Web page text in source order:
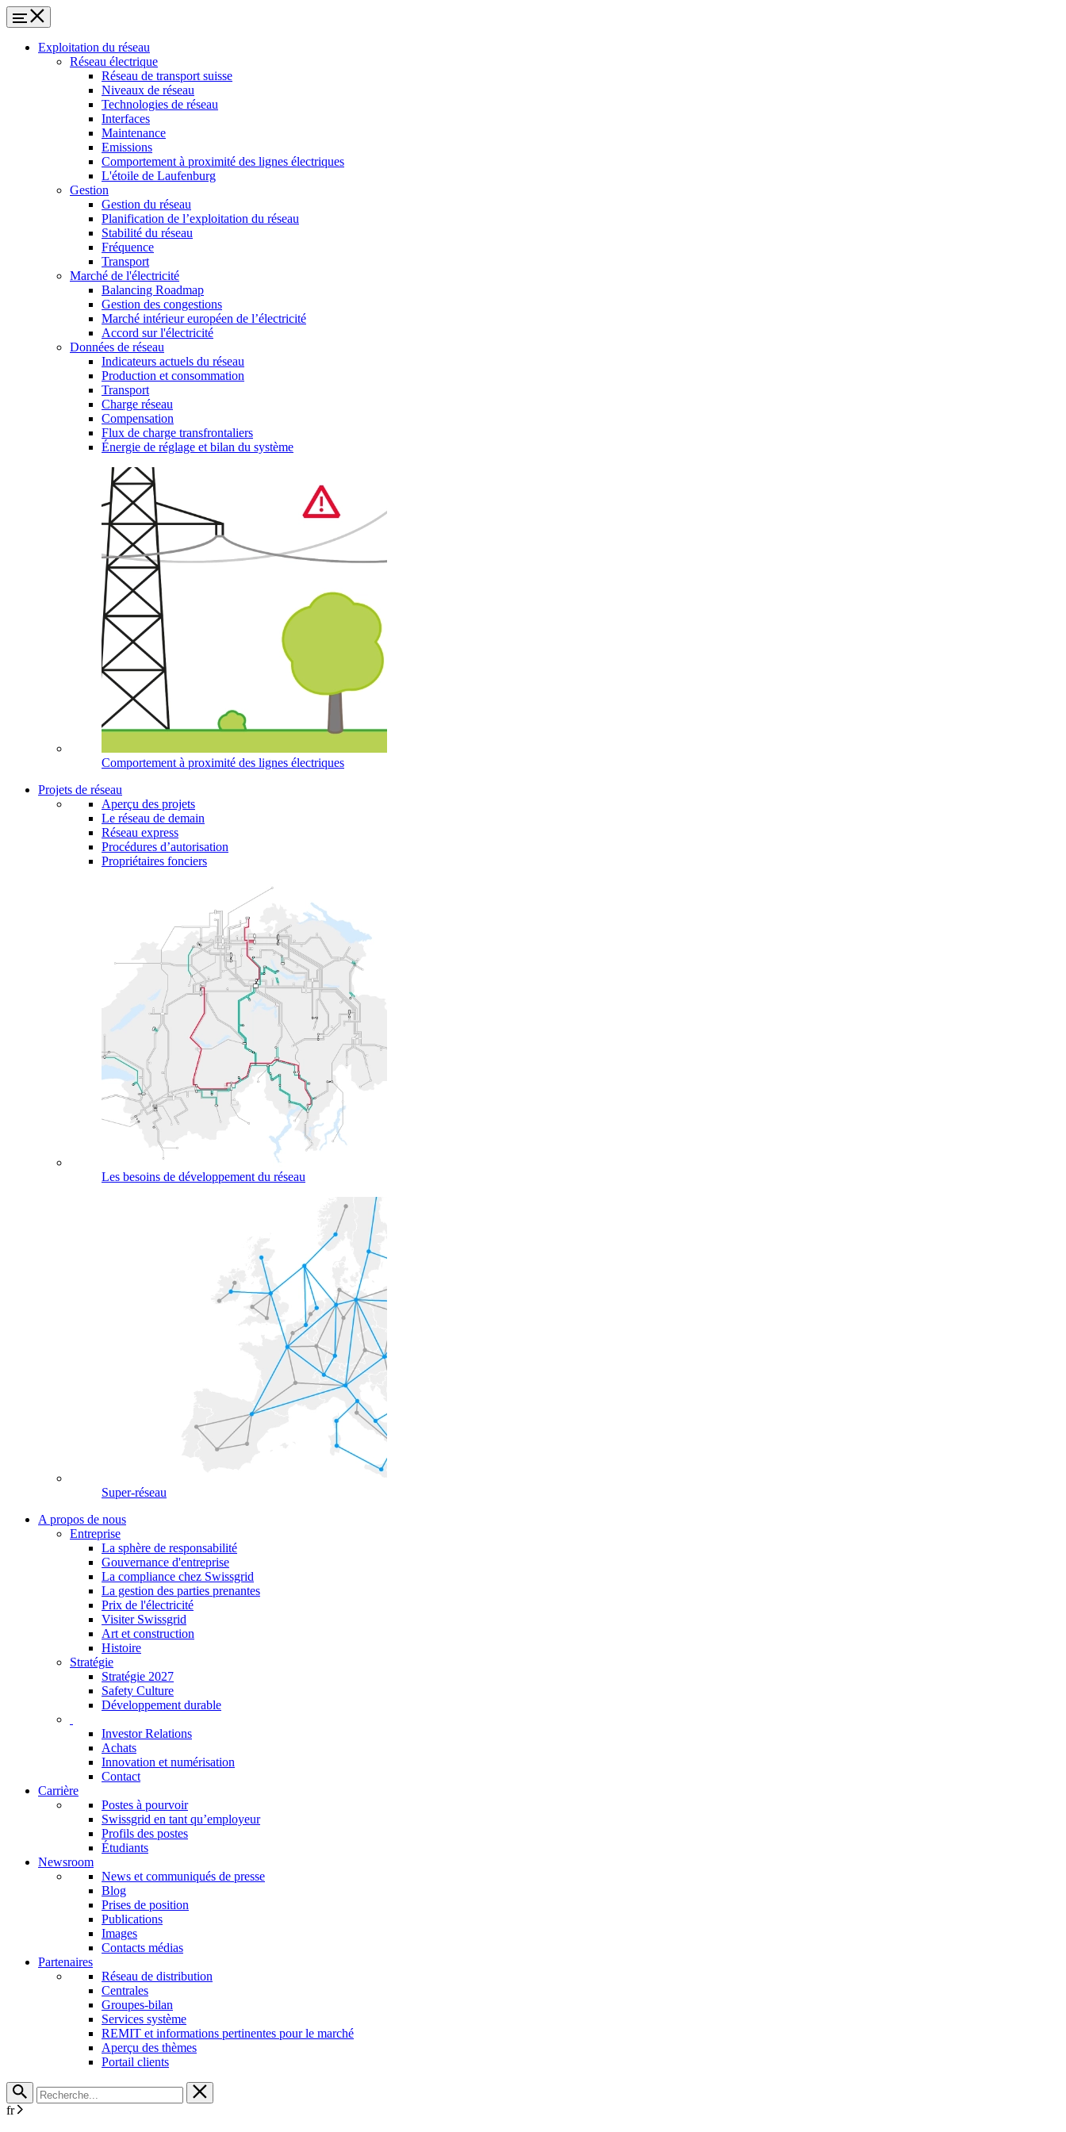
Exploitation du réseau
Réseau électrique
Réseau de transport suisse
Niveaux de réseau
Technologies de réseau
Interfaces
Maintenance
Emissions
Comportement à proximité des lignes électriques
L'étoile de Laufenburg
Gestion
Gestion du réseau
Planification de l’exploitation du réseau
Stabilité du réseau
Fréquence
Transport
Marché de l'électricité
Balancing Roadmap
Gestion des congestions
Marché intérieur européen de l’électricité
Accord sur l'électricité
Données de réseau
Indicateurs actuels du réseau
Production et consommation
Transport
Charge réseau
Compensation
Flux de charge transfrontaliers
Énergie de réglage et bilan du système
Comportement à proximité des lignes électriques
Projets de réseau
Aperçu des projets
Le réseau de demain
Réseau express
Procédures d’autorisation
Propriétaires fonciers
Les besoins de développement du réseau
Super-réseau
A propos de nous
Entreprise
La sphère de responsabilité
Gouvernance d'entreprise
La compliance chez Swissgrid
La gestion des parties prenantes
Prix de l'électricité
Visiter Swissgrid
Art et construction
Histoire
Stratégie
Stratégie 2027
Safety Culture
Développement durable
Investor Relations
Achats
Innovation et numérisation
Contact
Carrière
Postes à pourvoir
Swissgrid en tant qu’employeur
Profils des postes
Étudiants
Newsroom
News et communiqués de presse
Blog
Prises de position
Publications
Images
Contacts médias
Partenaires
Réseau de distribution
Centrales
Groupes-bilan
Services système
REMIT et informations pertinentes pour le marché
Aperçu des thèmes
Portail clients
fr